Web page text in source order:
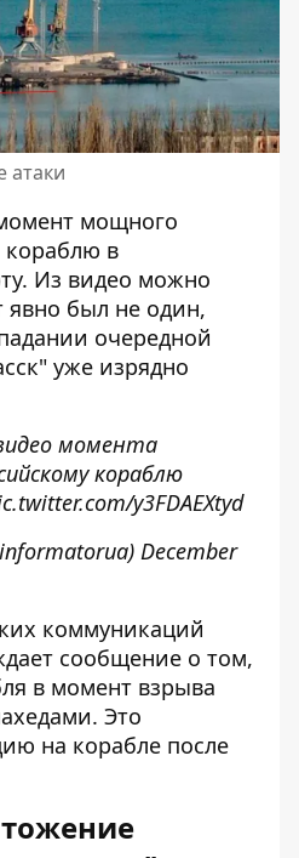
атаки
мощного
кораблю в
Из видео можно
явно был не один,
очередной
уже изрядно
момента
кораблю
y3FDAEXtyd
December
коммуникаций
сообщение о том,
в момент взрыва
Это
на корабле после